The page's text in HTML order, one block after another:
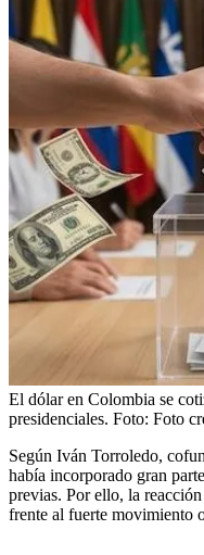
El dólar en Colombia se
presidenciales. Foto: Foto
Según Iván Torroledo,
había incorporado gran
previas. Por ello, la
frente al fuerte movimiento